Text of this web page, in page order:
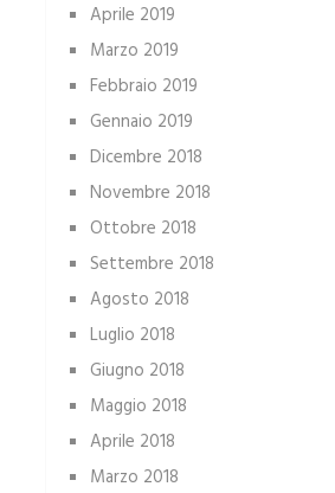
Aprile 2019
Marzo 2019
Febbraio 2019
Gennaio 2019
Dicembre 2018
Novembre 2018
Ottobre 2018
Settembre 2018
Agosto 2018
Luglio 2018
Giugno 2018
Maggio 2018
Aprile 2018
Marzo 2018